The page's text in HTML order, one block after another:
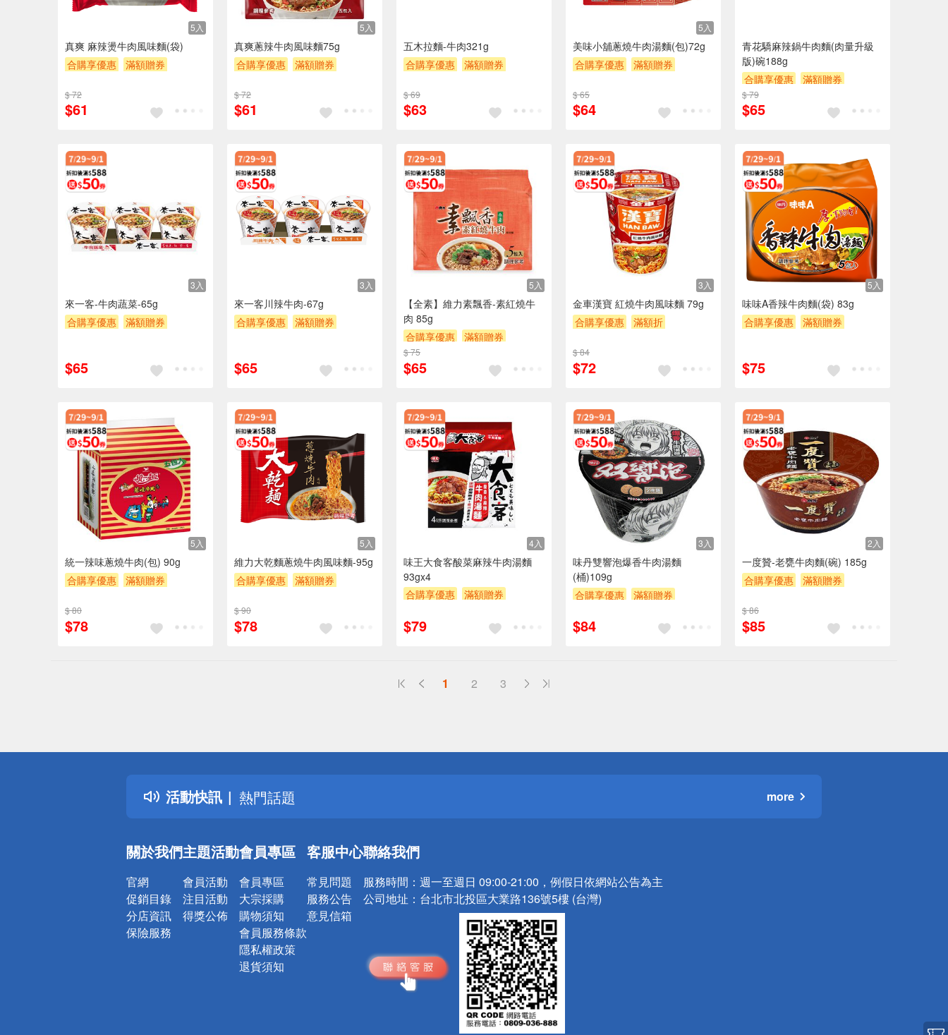
5入
真爽 麻辣燙牛肉風味麵(袋)
合購享優惠
滿額贈券
$ 72
$61
5入
真爽蔥辣牛肉風味麵75g
合購享優惠
滿額贈券
$ 72
$61
五木拉麵-牛肉321g
合購享優惠
滿額贈券
$ 69
$63
5入
美味小舖蔥燒牛肉湯麵(包)72g
合購享優惠
滿額贈券
$ 65
$64
青花驕麻辣鍋牛肉麵(肉量升級
版)碗188g
合購享優惠
滿額贈券
贈$200
$ 79
$65
3入
來一客-牛肉蔬菜-65g
合購享優惠
滿額贈券
$65
3入
來一客川辣牛肉-67g
合購享優惠
滿額贈券
$65
5入
【全素】維力素飄香-素紅燒牛
肉 85g
合購享優惠
滿額贈券
贈$200
$ 75
$65
3入
金車漢寶 紅燒牛肉風味麵 79g
合購享優惠
滿額折
$ 84
$72
5入
味味A香辣牛肉麵(袋) 83g
合購享優惠
滿額贈券
$75
5入
統一辣味蔥燒牛肉(包) 90g
合購享優惠
滿額贈券
$ 80
$78
5入
維力大乾麵蔥燒牛肉風味麵-95g
合購享優惠
滿額贈券
$ 90
$78
4入
味王大食客酸菜麻辣牛肉湯麵
93gx4
合購享優惠
滿額贈券
$79
3入
味丹雙響泡爆香牛肉湯麵
(桶)109g
合購享優惠
滿額贈券
$84
2入
一度贊-老甕牛肉麵(碗) 185g
合購享優惠
滿額贈券
$ 86
$85
1 2 3
活動快訊
詐騙網頁！請小心！
得獎公告
熱門話題
銀行優惠
詐騙網頁！請小心！
more
關於我們
官網
促銷目錄
分店資訊
保險服務
主題活動
會員活動
注目活動
得獎公佈
會員專區
會員專區
大宗採購
購物須知
會員服務條款
隱私權政策
退貨須知
客服中心
常見問題
服務公告
意見信箱
聯絡我們
服務時間： 週一至週日 09:00-21:00，例假日依網站公告為主
公司地址： 台北市北投區大業路136號5樓 (台灣)